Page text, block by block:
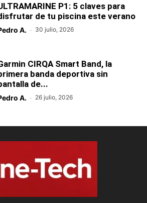
P1: 5 claves para
de tu piscina este verano
A. - 30 julio, 2026
CIRQA Smart Band, la
banda deportiva sin
de...
A. - 26 julio, 2026